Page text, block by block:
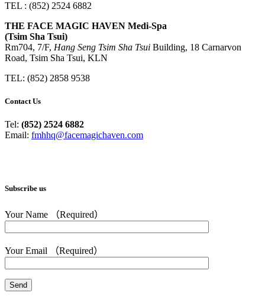
TEL : (852) 2524 6882
THE FACE MAGIC HAVEN Medi-Spa
(Tsim Sha Tsui)
Rm704, 7/F, Hang Seng Tsim Sha Tsui Building, 18 Carnarvon
Road, Tsim Sha Tsui, KLN
TEL: (852) 2858 9538
Contact Us
Tel: (852) 2524 6882
Email: fmhhq@facemagichaven.com
Subscribe us
Your Name （Required）
Your Email （Required）